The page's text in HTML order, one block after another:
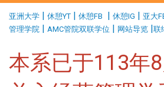
亚洲大学 | 休憩YT | 休憩FB | 休憩IG | 亚大
管理学院 | AMC管院双联学位 | 网站导览 |联
本系已于113年